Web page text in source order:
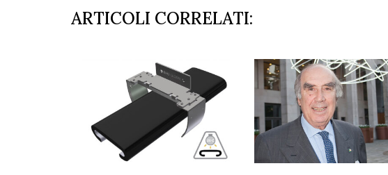
ARTICOLI CORRELATI: